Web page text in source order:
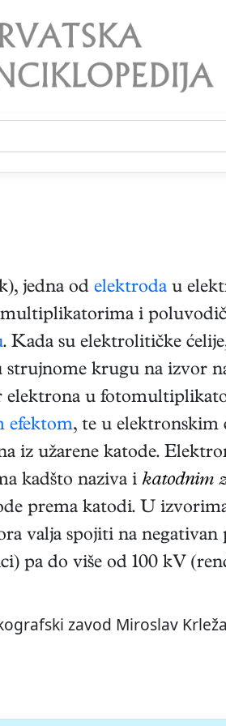
jedna od elektroda u
i
. Kada su elektrolitičke
krugu na izvor
u
efektom, te u elektronskim
iz užarene katode.
kadšto naziva i katodnim
prema katodi. U
valja spojiti na
pa do više od 100 kV
zavod Miroslav